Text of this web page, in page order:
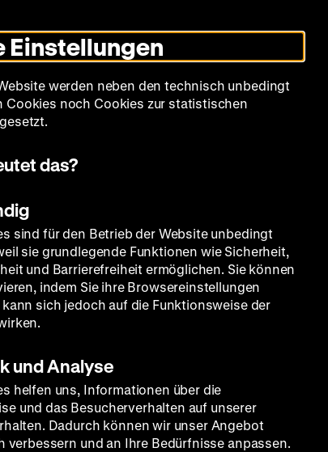
Modus
umschalten
Sprache
Filmreihen Über uns
Einstellungen
werden neben den technisch unbedingt
Cookies noch Cookies zur statistischen
das?
sind für den Betrieb der Website unbedingt
sie grundlegende Funktionen wie Sicherheit,
und Barrierefreiheit ermöglichen. Sie können
indem Sie ihre Browsereinstellungen
sich jedoch auf die Funktionsweise der
und Analyse
helfen uns, Informationen über die
und das Besucherverhalten auf unserer
Dadurch können wir unser Angebot
verbessern und an Ihre Bedürfnisse anpassen.